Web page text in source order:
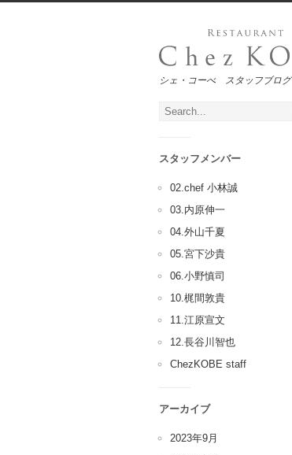
シェ・コーべ スタッフブログ
スタッフメンバー
02.chef 小林誠
03.内原伸一
04.外山千夏
05.宮下沙貴
06.小野慎司
10.梶間敦貴
11.江原宣文
12.長谷川智也
ChezKOBE staff
アーカイブ
2023年9月